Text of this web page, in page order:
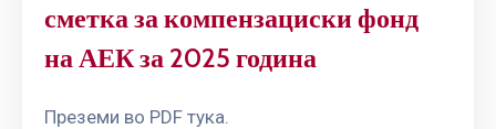
сметка за компензациски фонд
на АЕК за 2025 година
Преземи во PDF тука.